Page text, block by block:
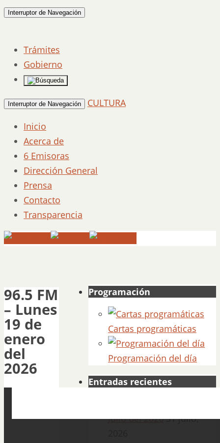
Interruptor de Navegación
Trámites
Gobierno
Interruptor de Navegación
CULTURA
Inicio
Acerca de
6 Emisoras
Dirección General
Prensa
Contacto
Transparencia
96.5 FM
– Lunes
19 de
enero
del
2026
Programación
Cartas programáticas
Programación del día
Entradas recientes
Julio del 2026 31 julio,